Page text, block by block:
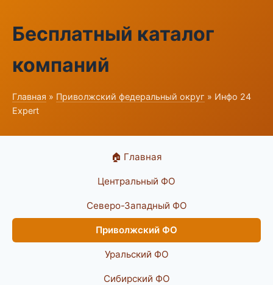
Бесплатный каталог
компаний
Главная » Приволжский федеральный округ » Инфо 24
Expert
🏠 Главная
Центральный ФО
Северо-Западный ФО
Приволжский ФО
Уральский ФО
Сибирский ФО